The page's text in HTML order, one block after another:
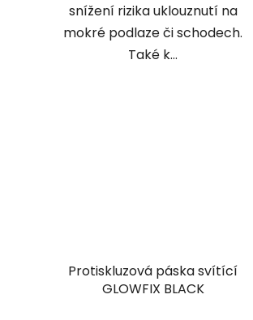
snížení rizika uklouznutí na
mokré podlaze či schodech.
Také k...
Protiskluzová páska svítící
GLOWFIX BLACK